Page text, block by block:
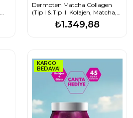
Dermoten Matcha Collagen
(Tip I & Tip III Kolajen, Matcha,
L-Karnitin) 300 G
₺1.349,88
KARGO
BEDAVA!